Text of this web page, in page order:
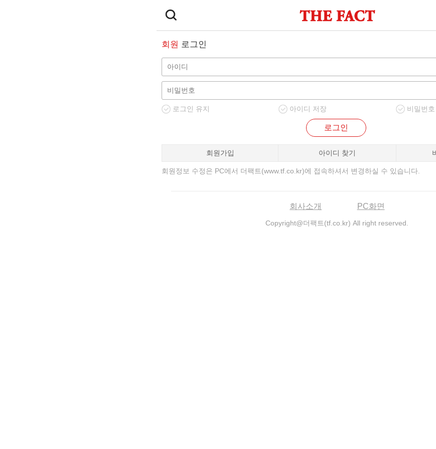
회원 로그인
로그인 유지 아이디 저장 비밀번
로그인
회원가입 아이디 찾기
회원정보 수정은 PC에서 더팩트(www.tf.co.kr)에 접속하셔서 변경하실 수 있습니다.
회사소개 PC화면
Copyright@더팩트(tf.co.kr) All right reserved.